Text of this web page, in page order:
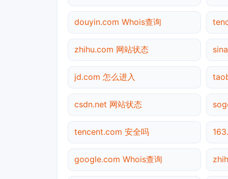
douyin.com Whois查询
zhihu.com 网站状态
jd.com 怎么进入
csdn.net 网站状态
tencent.com 安全吗
google.com Whois查询